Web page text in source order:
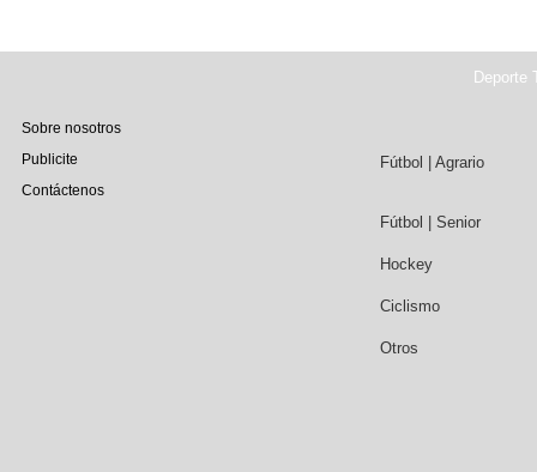
Deporte
Sobre nosotros
Publicite
Contáctenos
Fútbol | Agrario
Fútbol | Senior
Hockey
Ciclismo
Otros